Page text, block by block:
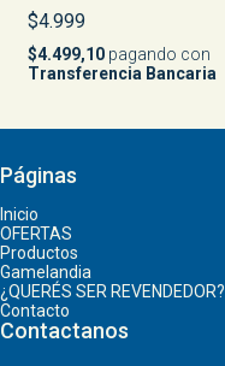
$4.999
$4.499,10pagando con
Transferencia Bancaria
Páginas
Inicio
OFERTAS
Productos
Gamelandia
¿QUERÉS SER REVENDEDOR?
Contacto
Contactanos